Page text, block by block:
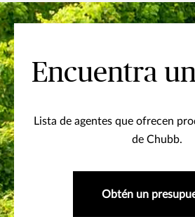
Encuentra
Lista de agentes que ofrecen
de Chubb.
Obtén un